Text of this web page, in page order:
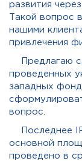
развития
Такой вопрос
нашими
привлечения
Предлагаю
проведенных
западных
вопрос.
Последнее
основной
проведено в